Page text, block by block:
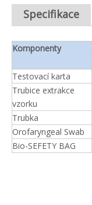
Specifikace
Komponenty
Testovací karta
Trubice extrakce
vzorku
Trubka
Orofaryngeal Swab
Bio-SEFETY BAG